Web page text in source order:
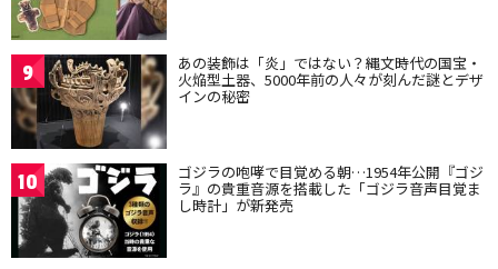
9 あの装飾は「炎」ではない？縄文時代の国宝・
火焔型土器、5000年前の人々が刻んだ謎とデザ
インの秘密
10 ゴジラの咆哮で目覚める朝…1954年公開『ゴジ
ラ』の貴重音源を搭載した「ゴジラ音声目覚ま
し時計」が新発売